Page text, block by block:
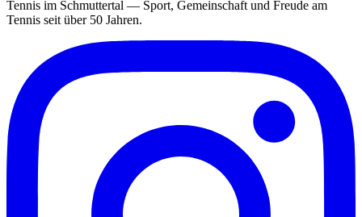
Tennis im Schmuttertal — Sport, Gemeinschaft und Freude am
Tennis seit über 50 Jahren.